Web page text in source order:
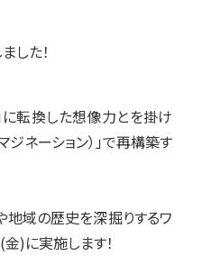
した！
に転換した想像力とを掛け
ジネーション）」で再構築す
地域の歴史を深掘りするワ
)に実施します！